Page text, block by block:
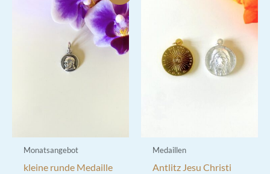
Monatsangebot
kleine runde Medaille
Medaillen
Antlitz Jesu Christi